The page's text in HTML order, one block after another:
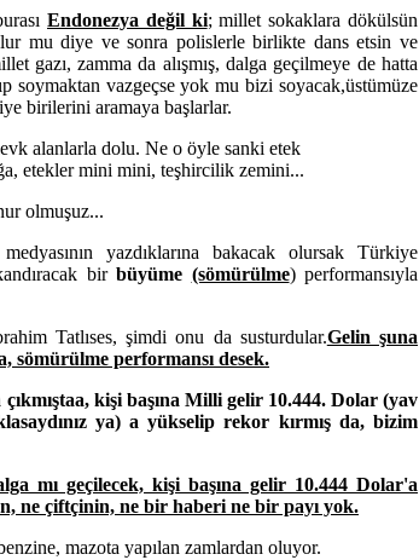
Endonezya değil ki; millet sokaklara dökülsün
mu diye ve sonra polislerle birlikte dans etsin ve
gazı, zamma da alışmış, dalga geçilmeye de hatta
soymaktan vazgeçse yok mu bizi soyacak,üstümüze
birilerini aramaya başlarlar.
alanlarla dolu. Ne o öyle sanki etek
etekler mini mini, teşhircilik zemini...
olmuşuz...
yazdıklarına bakacak olursak Türkiye
bir büyüme (sömürülme) performansıyla
Tatlıses, şimdi onu da susturdular.Gelin şuna
sömürülme performansı desek.
kişi başına Milli gelir 10.444. Dolar (yav
ya) a yükselip rekor kırmış da, bizim
mı geçilecek, kişi başına gelir 10.444 Dolar'a
ne çiftçinin, ne bir haberi ne bir payı yok.
mazota yapılan zamlardan oluyor.